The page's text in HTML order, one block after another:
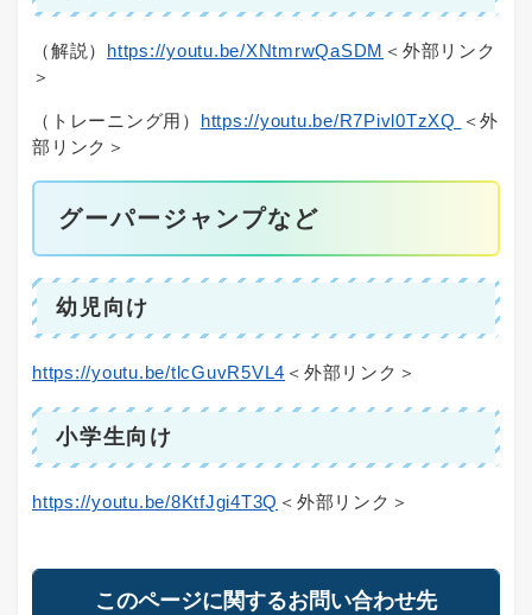
（解説） https://youtu.be/XNtmrwQaSDM ＜外部リンク
＞
（トレーニング用） https://youtu.be/R7Pivl0TzXQ
＜外
部リンク＞
グーパージャンプなど
幼児向け
https://youtu.be/tlcGuvR5VL4 ＜外部リンク＞
小学生向け
https://youtu.be/8KtfJgi4T3Q ＜外部リンク＞
このページに関するお問い合わせ先